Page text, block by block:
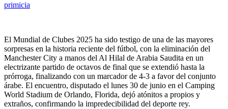
primicia
El Mundial de Clubes 2025 ha sido testigo de una de las mayores
sorpresas en la historia reciente del fútbol, con la eliminación del
Manchester City a manos del Al Hilal de Arabia Saudita en un
electrizante partido de octavos de final que se extendió hasta la
prórroga, finalizando con un marcador de 4-3 a favor del conjunto
árabe. El encuentro, disputado el lunes 30 de junio en el Camping
World Stadium de Orlando, Florida, dejó atónitos a propios y
extraños, confirmando la impredecibilidad del deporte rey.